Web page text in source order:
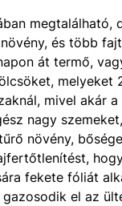
megtalálható,
és több
át termő,
melyeket
mivel akár
nagy
növény,
fekete fóliát
el az